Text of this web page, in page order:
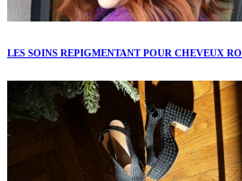
LES SOINS REPIGMENTANT POUR CHEVEUX